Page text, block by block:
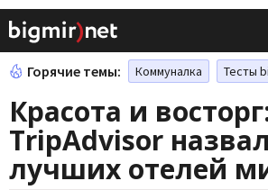
Горячие темы: Коммуналка Тесты
Красота и
TripAdvisor
лучших отелей